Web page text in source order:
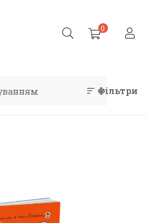
0
Фільтри